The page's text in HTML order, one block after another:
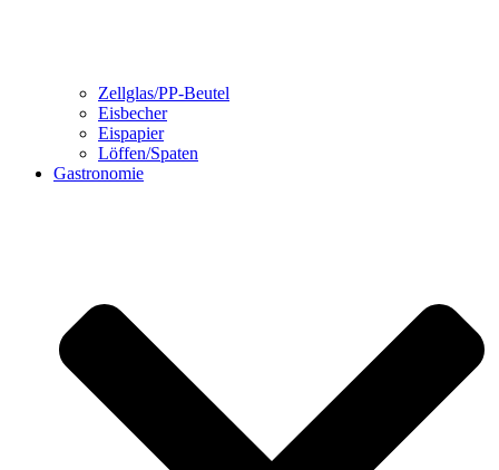
Zellglas/PP-Beutel
Eisbecher
Eispapier
Löffen/Spaten
Gastronomie